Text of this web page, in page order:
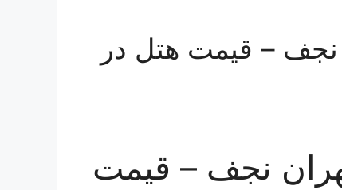
نجف – قیمت هتل در
نجف – قیمت